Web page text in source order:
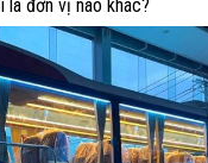
là đơn vị nào khác?